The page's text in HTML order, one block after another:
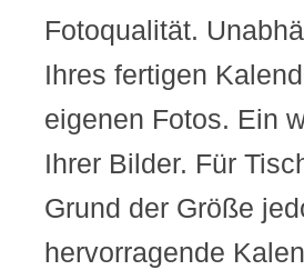
Fotoqualität.
Ihres fertigen
eigenen Fotos. Ein
Ihrer Bilder. Für
Grund der Größe
hervorragende